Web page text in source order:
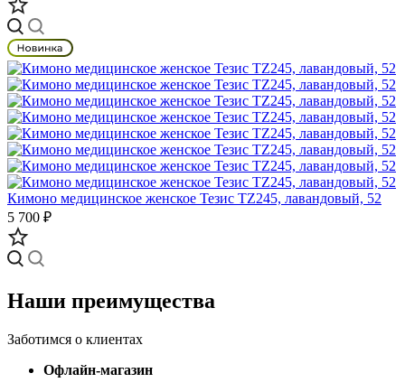
Кимоно медицинское женское Тезис TZ245, лавандовый, 52
5 700 ₽
Наши преимущества
Заботимся о клиентах
Офлайн-магазин